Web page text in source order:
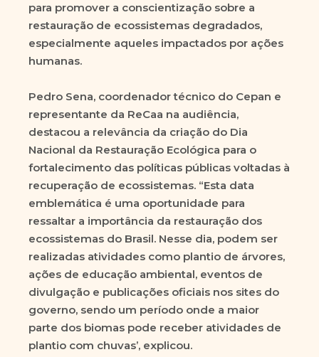
para promover a conscientização sobre a
restauração de ecossistemas degradados,
especialmente aqueles impactados por ações
humanas.
Pedro Sena, coordenador técnico do Cepan e
representante da ReCaa na audiência,
destacou a relevância da criação do Dia
Nacional da Restauração Ecológica para o
fortalecimento das políticas públicas voltadas à
recuperação de ecossistemas. “Esta data
emblemática é uma oportunidade para
ressaltar a importância da restauração dos
ecossistemas do Brasil. Nesse dia, podem ser
realizadas atividades como plantio de árvores,
ações de educação ambiental, eventos de
divulgação e publicações oficiais nos sites do
governo, sendo um período onde a maior
parte dos biomas pode receber atividades de
plantio com chuvas’, explicou.